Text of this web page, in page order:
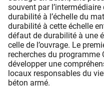
souvent par l’intermédiaire
durabilité à l’échelle du
durabilité à cette échelle
défaut de durabilité à une
celle de l’ouvrage. Le
recherches du programme
développer une
locaux responsables du
béton armé.